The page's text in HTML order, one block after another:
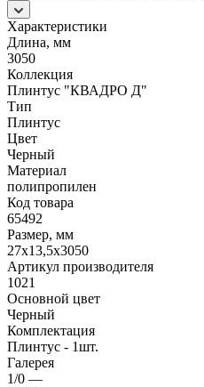
Характеристики
Длина, мм
3050
Коллекция
Плинтус "КВАДРО Д"
Тип
Плинтус
Цвет
Черный
Материал
полипропилен
Код товара
65492
Размер, мм
27х13,5х3050
Артикул производителя
1021
Основной цвет
Черный
Комплектация
Плинтус - 1шт.
Галерея
1/0 —